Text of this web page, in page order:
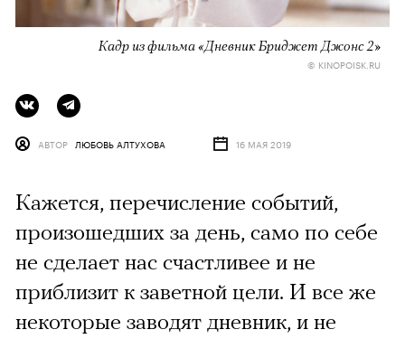
Кадр из фильма «Дневник Бриджет Джонс 2»
© KINOPOISK.RU
АВТОР ЛЮБОВЬ АЛТУХОВА 16 МАЯ 2019
Кажется, перечисление событий,
произошедших за день, само по себе
не сделает нас счастливее и не
приблизит к заветной цели. И все же
некоторые заводят дневник, и не